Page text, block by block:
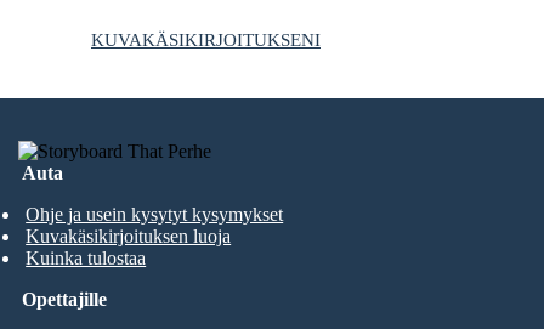
KUVAKÄSIKIRJOITUKSENI
Auta
Ohje ja usein kysytyt kysymykset
Kuvakäsikirjoituksen luoja
Kuinka tulostaa
Opettajille